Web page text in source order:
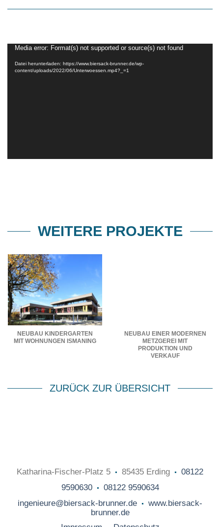
Video-
Media error: Format(s) not supported or source(s) not found
Datei herunterladen: https://www.biersack-brunner.de/wp-
content/uploads/2022/06/Unterwoessen.mp4?_=1
WEITERE PROJEKTE
NEUBAU KINDERGARTEN
MIT WOHNUNGEN ISMANING
NEUBAU EINER MODERNEN
METZGEREI MIT
PRODUKTION UND
VERKAUF
ZURÜCK ZUR ÜBERSICHT
Katharina-Fischer-Platz 5 . 85435 Erding . 08122
9590630 . 08122 9590634
ingenieure@biersack-brunner.de . www.biersack-
brunner.de